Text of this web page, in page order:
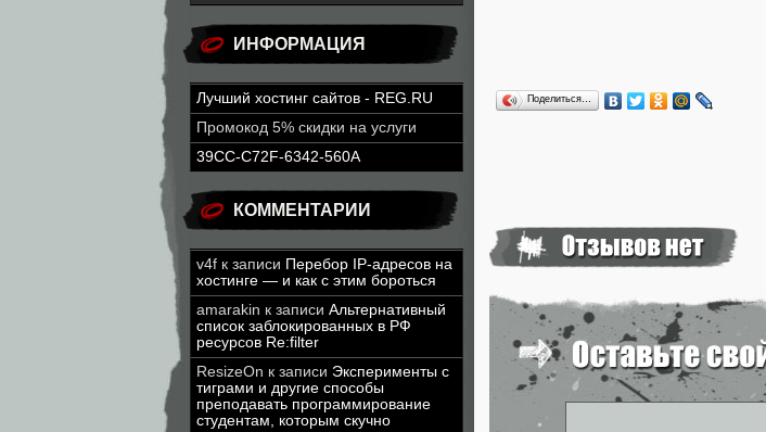
ИНФОРМАЦИЯ
Лучший хостинг сайтов - REG.RU
Промокод 5% скидки на услуги
39CC-C72F-6342-560A
КОММЕНТАРИИ
v4f к записи Перебор IP-адресов на
хостинге — и как с этим бороться
amarakin к записи Альтернативный
список заблокированных в РФ
ресурсов Re:filter
ResizeOn к записи Эксперименты с
тиграми и другие способы
преподавать программирование
студентам, которым скучно
Поделиться…